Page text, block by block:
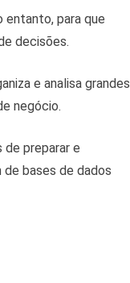
entanto, para que
decisões.
e analisa grandes
negócio.
preparar e
bases de dados